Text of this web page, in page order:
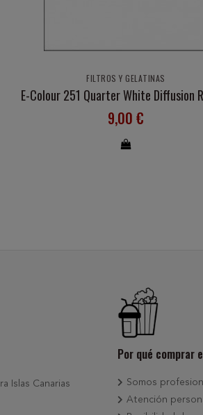
FILTROS Y GELATINAS
E-Colour 251 Quarter White Diffusion
9,00 €
Islas Canarias
Por qué comprar
Somos
Atención